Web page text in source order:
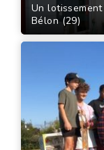
Un
Bélon (29)